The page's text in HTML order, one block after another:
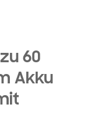
60
Akku